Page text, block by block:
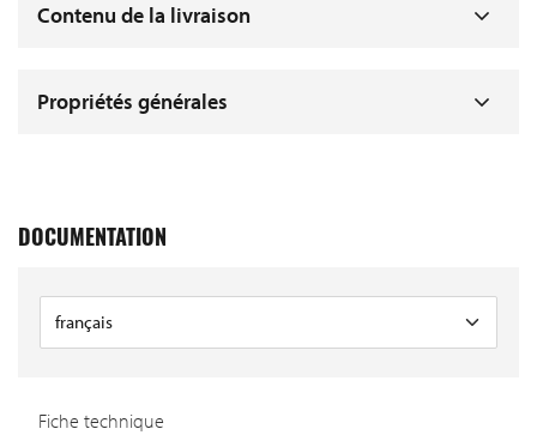
Contenu de la livraison
Propriétés générales
DOCUMENTATION
Fiche technique